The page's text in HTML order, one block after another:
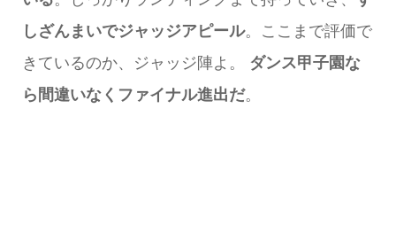
しざんまいでジャッジアピール。ここまで評価で
きているのか、ジャッジ陣よ。 ダンス甲子園な
ら間違いなくファイナル進出だ。